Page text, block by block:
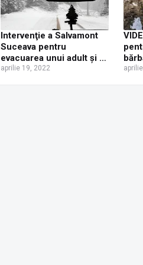
Intervenţie a Salvamont
Suceava pentru
evacuarea unui adult şi a
unui copil dintr-o maşină
aprilie 19, 2022